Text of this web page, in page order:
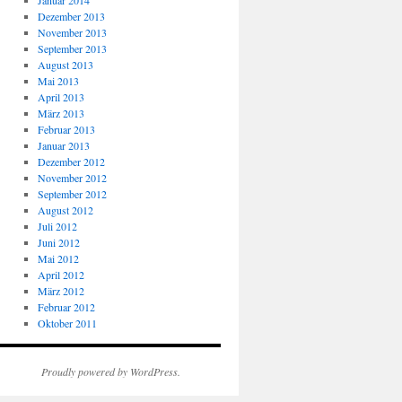
Dezember 2013
November 2013
September 2013
August 2013
Mai 2013
April 2013
März 2013
Februar 2013
Januar 2013
Dezember 2012
November 2012
September 2012
August 2012
Juli 2012
Juni 2012
Mai 2012
April 2012
März 2012
Februar 2012
Oktober 2011
Proudly powered by WordPress.